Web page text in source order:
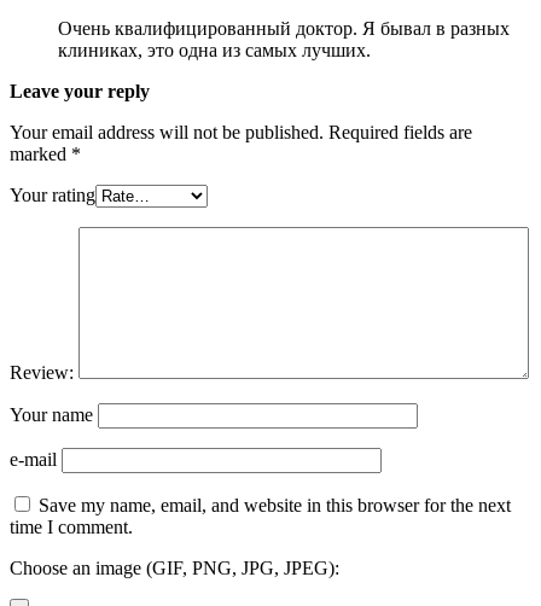
Очень квалифицированный доктор. Я бывал в разных
клиниках, это одна из самых лучших.
Leave your reply
Your email address will not be published. Required fields are
marked *
Your rating
Review:
Your name
e-mail
Save my name, email, and website in this browser for the next
time I comment.
Choose an image (GIF, PNG, JPG, JPEG):